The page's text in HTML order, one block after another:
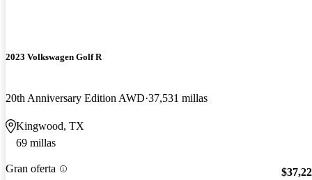
2023 Volkswagen Golf R
20th Anniversary Edition AWD 37,531 millas
Kingwood, TX
69 millas
Gran oferta